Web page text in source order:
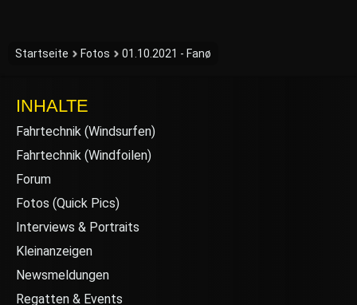
Startseite Fotos 01.10.2021 - Fanø
INHALTE
Fahrtechnik (Windsurfen)
Fahrtechnik (Windfoilen)
Forum
Fotos (Quick Pics)
Interviews & Portraits
Kleinanzeigen
Newsmeldungen
Regatten & Events